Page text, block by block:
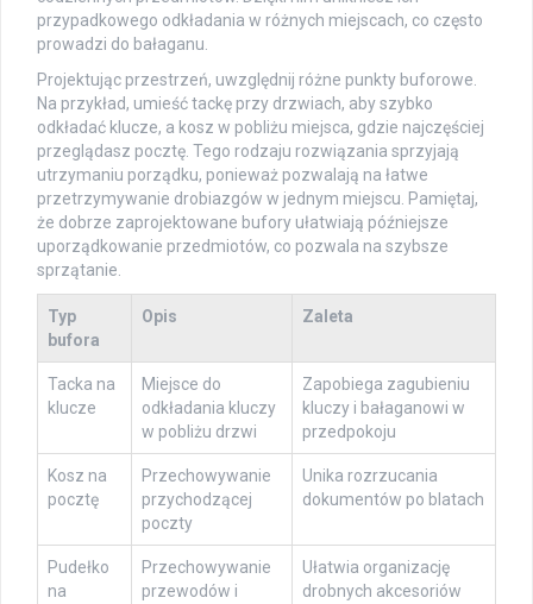
przypadkowego odkładania w różnych miejscach, co często
prowadzi do bałaganu.
Projektując przestrzeń, uwzględnij różne punkty buforowe.
Na przykład, umieść tackę przy drzwiach, aby szybko
odkładać klucze, a kosz w pobliżu miejsca, gdzie najczęściej
przeglądasz pocztę. Tego rodzaju rozwiązania sprzyjają
utrzymaniu porządku, ponieważ pozwalają na łatwe
przetrzymywanie drobiazgów w jednym miejscu. Pamiętaj,
że dobrze zaprojektowane bufory ułatwiają późniejsze
uporządkowanie przedmiotów, co pozwala na szybsze
sprzątanie.
Typ
bufora
Opis Zaleta
Tacka na
klucze
Miejsce do
odkładania kluczy
w pobliżu drzwi
Zapobiega zagubieniu
kluczy i bałaganowi w
przedpokoju
Kosz na
pocztę
Przechowywanie
przychodzącej
poczty
Unika rozrzucania
dokumentów po blatach
Pudełko
na
Przechowywanie
przewodów i
Ułatwia organizację
drobnych akcesoriów